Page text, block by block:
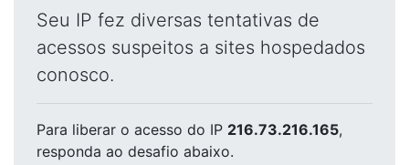
Seu IP fez diversas tentativas de
acessos suspeitos a sites hospedados
conosco.
Para liberar o acesso do IP 216.73.216.165,
responda ao desafio abaixo.